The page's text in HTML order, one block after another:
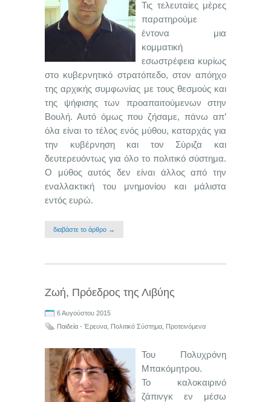
Τις τελευταίες μέρες
παρατηρούμε
έντονα μια
κομματική
εσωστρέφεια κυρίως
στο κυβερνητικό στρατόπεδο, στον απόηχο
της αρχικής συμφωνίας με τους θεσμούς και
της ψήφισης των προαπαιτούμενων στην
Βουλή. Αυτό όμως που ζήσαμε, πάνω απ’
όλα είναι το τέλος ενός μύθου, καταρχάς για
την κυβέρνηση και τον Σύριζα και
δευτερευόντως για όλο το πολιτικό σύστημα.
Ο μύθος αυτός δεν είναι άλλος από την
εναλλακτική του μνημονίου και μάλιστα
εντός ευρώ.
διαβάστε το άρθρο →
Ζωή, Πρόεδρος της Λιβύης
6 Αυγούστου 2015
Παιδεία - Έρευνα Πολιτικό Σύστημα Προτεινόμενα
Του Πολυχρόνη
Μπακόμητρου.
Το καλοκαιρινό
ζάπινγκ εν μέσω